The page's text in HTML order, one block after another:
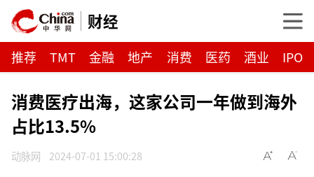
财经
推荐 TMT 金融 地产 消费 医药 酒业 IPO
消费医疗出海，这家公司一年做到海外
占比13.5%
动脉网 2024-07-01 15:00:28